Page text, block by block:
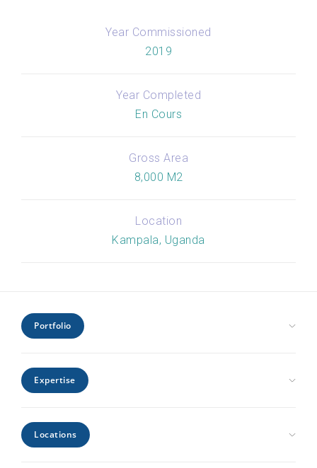
Year Commissioned
2019
Year Completed
En Cours
Gross Area
8,000 M2
Location
Kampala, Uganda
Portfolio
Hospitality and Leisure
Interiors
Expertise
Engineering
Locations